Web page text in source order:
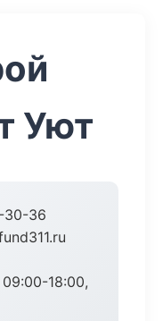
Уют
30-36
18:00,